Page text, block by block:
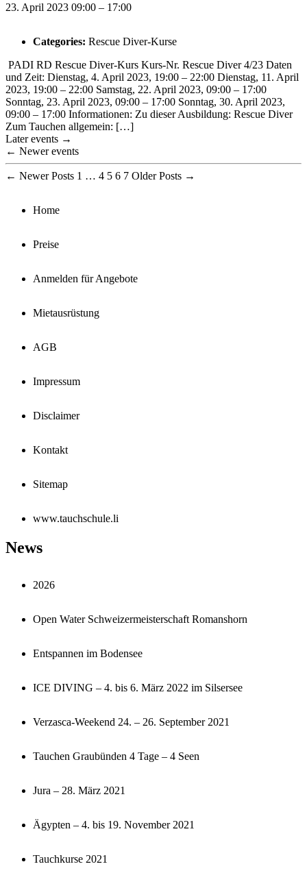
23. April 2023 09:00 – 17:00
Categories: Rescue Diver-Kurse
PADI RD Rescue Diver-Kurs Kurs-Nr. Rescue Diver 4/23 Daten
und Zeit: Dienstag, 4. April 2023, 19:00 – 22:00 Dienstag, 11. April
2023, 19:00 – 22:00 Samstag, 22. April 2023, 09:00 – 17:00
Sonntag, 23. April 2023, 09:00 – 17:00 Sonntag, 30. April 2023,
09:00 – 17:00 Informationen: Zu dieser Ausbildung: Rescue Diver
Zum Tauchen allgemein: […]
Later events →
← Newer events
Posts
← NewerPosts 1 … 4 5 6 7 OlderPosts →
Home
Preise
Anmelden für Angebote
Mietausrüstung
AGB
Impressum
Disclaimer
Kontakt
Sitemap
www.tauchschule.li
News
2026
Open Water Schweizermeisterschaft Romanshorn
Entspannen im Bodensee
ICE DIVING – 4. bis 6. März 2022 im Silsersee
Verzasca-Weekend 24. – 26. September 2021
Tauchen Graubünden 4 Tage – 4 Seen
Jura – 28. März 2021
Ägypten – 4. bis 19. November 2021
Tauchkurse 2021